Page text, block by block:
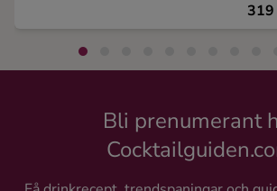
Bli prenumerant